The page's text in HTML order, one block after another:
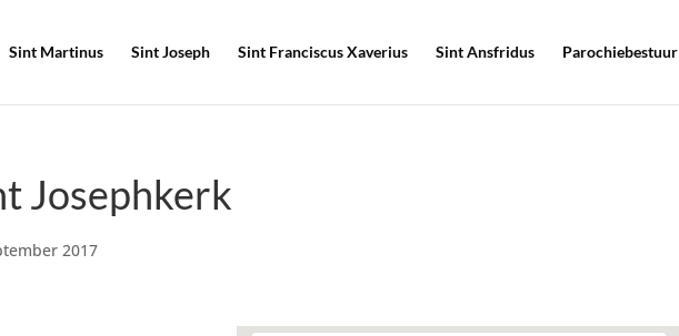
Sint Martinus Sint Joseph Sint Franciscus Xaverius Sint Ansfridus Parochiebestuur
Josephkerk
2017